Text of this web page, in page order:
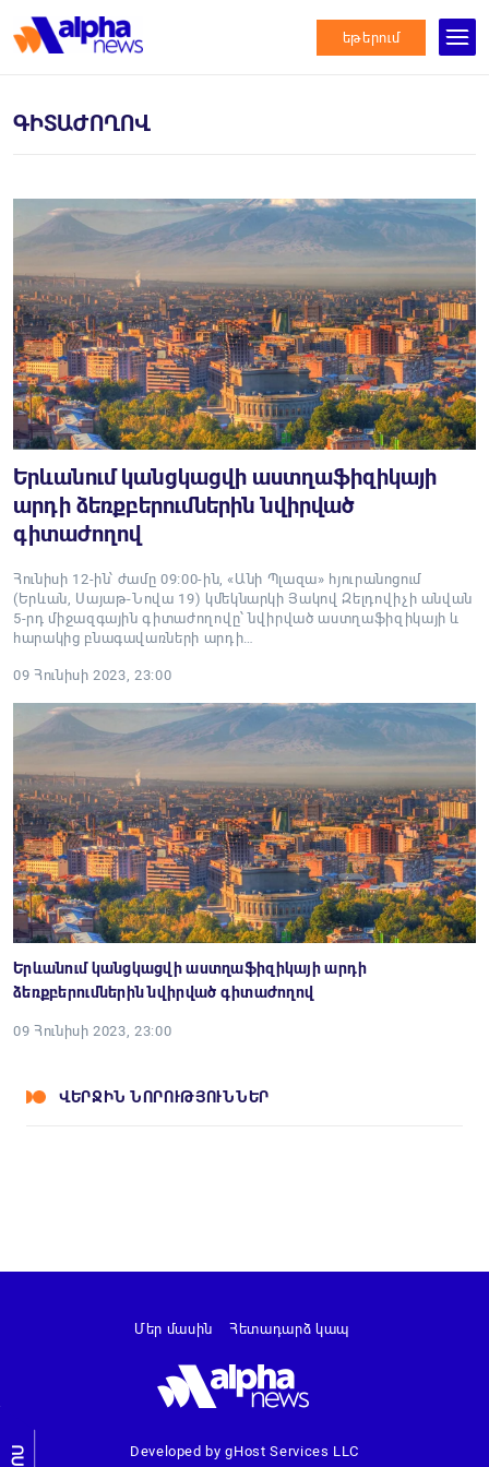
եթերում
ԳԻՏԱԺՈՂՈՎ
Երևանում կանցկացվի աստղաֆիզիկայի
արդի ձեռքբերումներին նվիրված
գիտաժողով
Հունիսի 12-ին՝ ժամը 09։00-ին, «Անի Պլազա» հյուրանոցում
(Երևան, Սայաթ-Նովա 19) կմեկնարկի Յակով Զելդովիչի անվան
5-րդ միջազգային գիտաժողովը՝ նվիրված աստղաֆիզիկայի և
հարակից բնագավառների արդի…
09 Հունիսի 2023, 23:00
Երևանում կանցկացվի աստղաֆիզիկայի արդի
ձեռքբերումներին նվիրված գիտաժողով
09 Հունիսի 2023, 23:00
ՎԵՐՋԻՆ ՆՈՐՈՒԹՅՈՒՆՆԵՐ
Developed by gHost Services LLC
Մեր մասին Հետադարձ կապ